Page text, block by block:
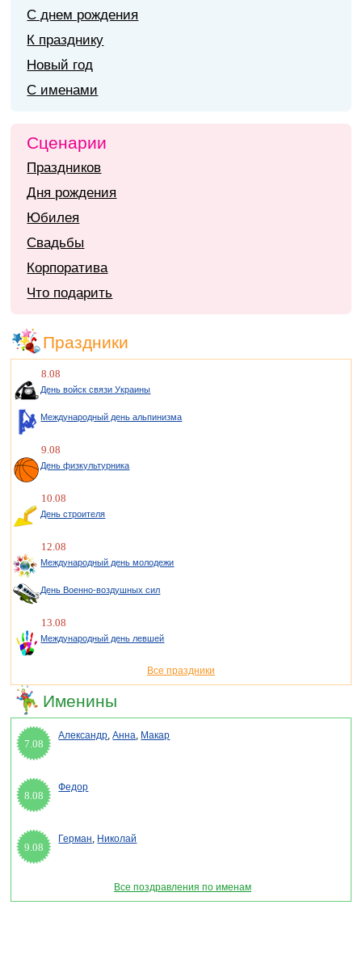
С днем рождения
К празднику
Новый год
С именами
Сценарии
Праздников
Дня рождения
Юбилея
Свадьбы
Корпоратива
Что подарить
Праздники
8.08
День войск связи Украины
Международный день альпинизма
9.08
День физкультурника
10.08
День строителя
12.08
Международный день молодежи
День Военно-воздушных сил
13.08
Международный день левшей
Все праздники
Именины
7.08
Александр,Анна, Макар
8.08
Федор
9.08
Герман, Николай
Все поздравления по именам